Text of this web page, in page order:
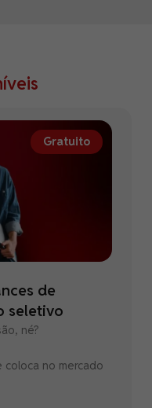
de
seletivo
né?
no mercado
Gratuito